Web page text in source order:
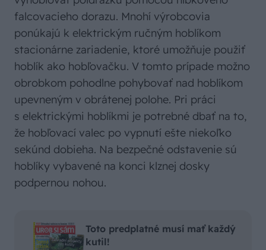
falcovacieho dorazu. Mnohí výrobcovia
ponúkajú k elektrickým ručným hoblíkom
stacionárne zariadenie, ktoré umožňuje použiť
hoblík ako hobľovačku. V tomto prípade možno
obrobkom pohodlne pohybovať nad hoblíkom
upevneným v obrátenej polohe. Pri práci
s elektrickými hoblíkmi je potrebné dbať na to,
že hobľovací valec po vypnutí ešte niekoľko
sekúnd dobieha. Na bezpečné odstavenie sú
hoblíky vybavené na konci klznej dosky
podpernou nohou.
Toto predplatné musí mať každý
kutil!